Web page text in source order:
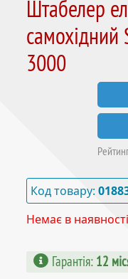
Штабелер
самохідний
3000
Код товару:
Немає в наявності
Гарантія: 12